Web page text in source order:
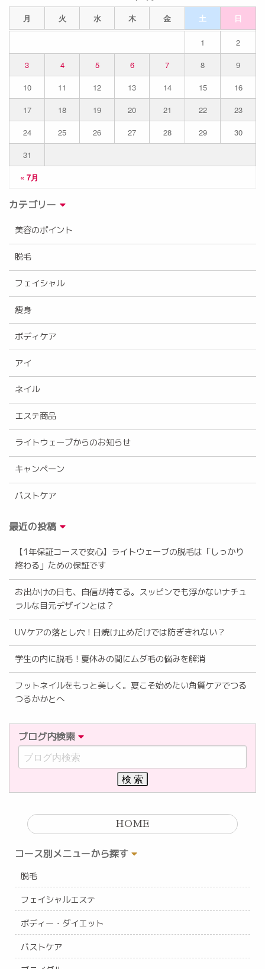
月 火 水 木 金 土 日
« 7月
1
2
3
4 5 6 7 8
9
10
11 12 13 14 15
16
17
18 19 20 21 22
23
24
25 26 27 28 29
30
31
カテゴリー
美容のポイント
脱毛
フェイシャル
痩身
ボディケア
アイ
ネイル
エステ商品
ライトウェーブからのお知らせ
キャンペーン
バストケア
最近の投稿
【1年保証コースで安心】ライトウェーブの脱毛は「しっかり
終わる」ための保証です
お出かけの日も、自信が持てる。スッピンでも浮かないナチュ
ラルな目元デザインとは？
UVケアの落とし穴！日焼け止めだけでは防ぎきれない？
学生の内に脱毛！夏休みの間にムダ毛の悩みを解消
フットネイルをもっと美しく。夏こそ始めたい角質ケアでつる
つるかかとへ
ブログ内検索
HOME
コース別メニューから探す
脱毛
フェイシャルエステ
ボディー・ダイエット
バストケア